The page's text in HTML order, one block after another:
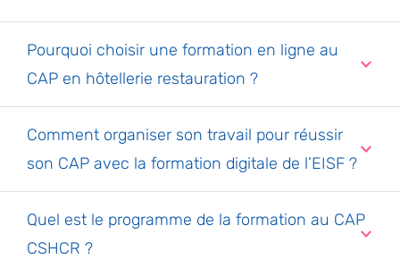
Pourquoi choisir une formation en ligne au
CAP en hôtellerie restauration ?
Comment organiser son travail pour réussir
son CAP avec la formation digitale de l’EISF ?
Quel est le programme de la formation au CAP
CSHCR ?